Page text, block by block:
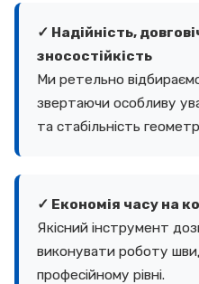
✓ Надійність,
зносостійкість
Ми ретельно
звертаючи особливу
та стабільність
✓ Економія часу на
Якісний інструмент
виконувати роботу
професійному рівні.